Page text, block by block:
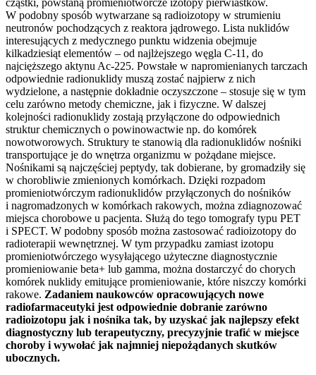
cząstki, powstaną promieniotwórcze izotopy pierwiastków.
W podobny sposób wytwarzane są radioizotopy w strumieniu
neutronów pochodzących z reaktora jądrowego. Lista nuklidów
interesujących z medycznego punktu widzenia obejmuje
kilkadziesiąt elementów – od najlżejszego węgla C-11, do
najcięższego aktynu Ac-225. Powstałe w napromienianych tarczach
odpowiednie radionuklidy muszą zostać najpierw z nich
wydzielone, a następnie dokładnie oczyszczone – stosuje się w tym
celu zarówno metody chemiczne, jak i fizyczne. W dalszej
kolejności radionuklidy zostają przyłączone do odpowiednich
struktur chemicznych o powinowactwie np. do komórek
nowotworowych. Struktury te stanowią dla radionuklidów nośniki
transportujące je do wnętrza organizmu w pożądane miejsce.
Nośnikami są najczęściej peptydy, tak dobierane, by gromadziły się
w chorobliwie zmienionych komórkach. Dzięki rozpadom
promieniotwórczym radionuklidów przyłączonych do nośników
i nagromadzonych w komórkach rakowych, można zdiagnozować
miejsca chorobowe u pacjenta. Służą do tego tomografy typu PET
i SPECT. W podobny sposób można zastosować radioizotopy do
radioterapii wewnętrznej. W tym przypadku zamiast izotopu
promieniotwórczego wysyłającego użyteczne diagnostycznie
promieniowanie beta+ lub gamma, można dostarczyć do chorych
komórek nuklidy emitujące promieniowanie, które niszczy komórki
rakowe. Zadaniem naukowców opracowujących nowe
radiofarmaceutyki jest odpowiednie dobranie zarówno
radioizotopu jak i nośnika tak, by uzyskać jak najlepszy efekt
diagnostyczny lub terapeutyczny, precyzyjnie trafić w miejsce
choroby i wywołać jak najmniej niepożądanych skutków
ubocznych.